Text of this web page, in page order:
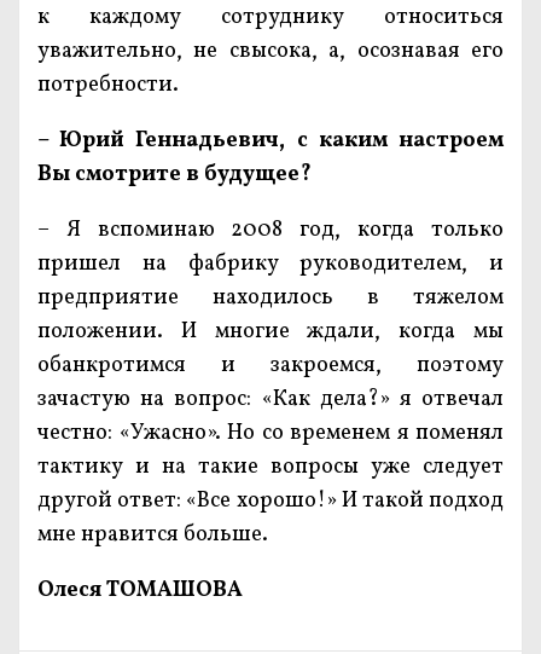
к каждому сотруднику относиться
уважительно, не свысока, а, осознавая его
потребности.
– Юрий Геннадьевич, с каким настроем
Вы смотрите в будущее?
– Я вспоминаю 2008 год, когда только
пришел на фабрику руководителем, и
предприятие находилось в тяжелом
положении. И многие ждали, когда мы
обанкротимся и закроемся, поэтому
зачастую на вопрос: «Как дела?» я отвечал
честно: «Ужасно». Но со временем я поменял
тактику и на такие вопросы уже следует
другой ответ: «Все хорошо!» И такой подход
мне нравится больше.
Олеся ТОМАШОВА